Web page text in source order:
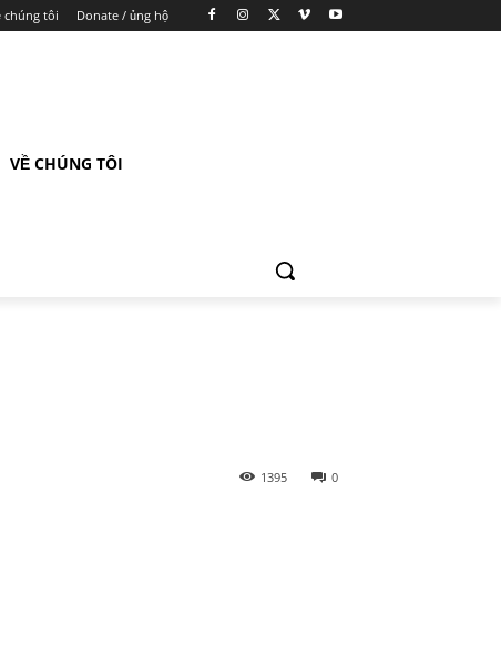
chúng tôi Donate / ủng hộ
VỀ CHÚNG TÔI
0
1395